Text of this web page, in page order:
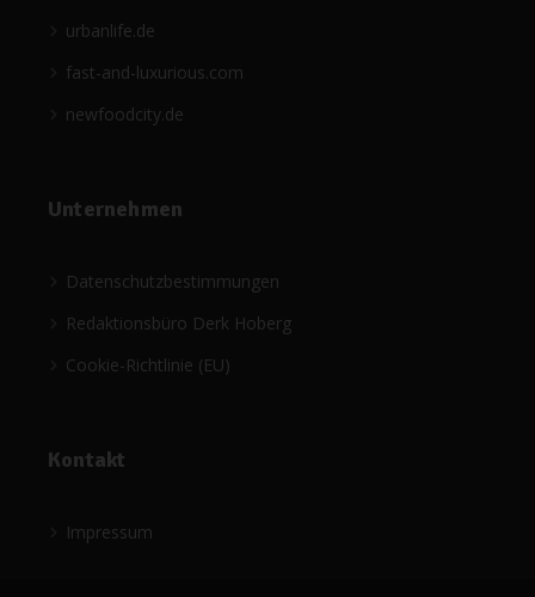
urbanlife.de
fast-and-luxurious.com
newfoodcity.de
Unternehmen
Datenschutzbestimmungen
Redaktionsbüro Derk Hoberg
Cookie-Richtlinie (EU)
Kontakt
Impressum